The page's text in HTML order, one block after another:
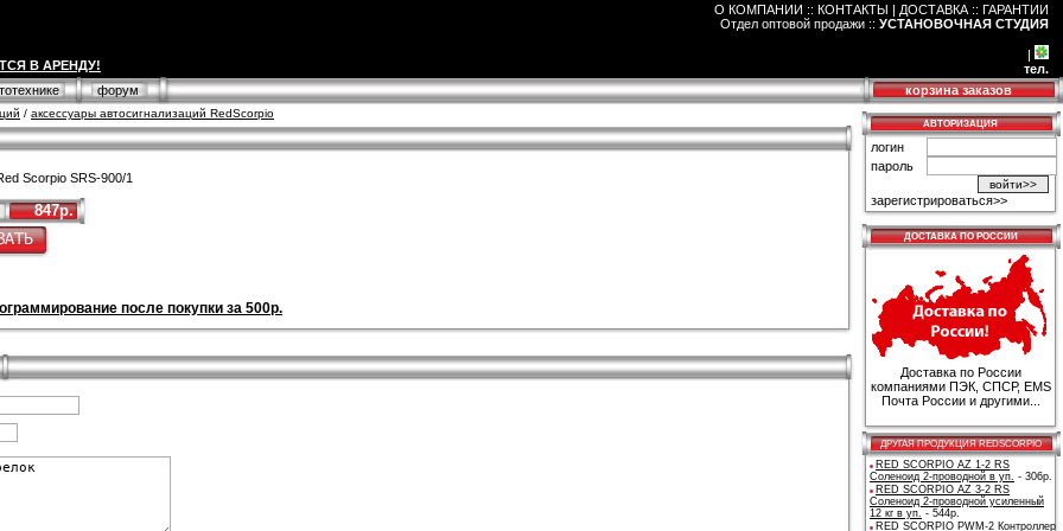
В АРЕНДУ!
О КОМПАНИИ :: КОНТАКТЫ | ДОСТАВКА :: ГАРАНТИИ
Отдел оптовой продажи :: УСТАНОВОЧНАЯ СТУДИЯ
|
тел.
форум корзина заказов
/ аксессуары автосигнализаций RedScorpio
Scorpio SRS-900/1
847р.
после покупки за 500р.
АВТОРИЗАЦИЯ
логин
пароль
зарегистрироваться>>
ДОСТАВКА ПО РОССИИ
Доставка по России
компаниями ПЭК, СПСР, EMS
Почта России и другими...
ДРУГАЯ ПРОДУКЦИЯ REDSCORPIO
RED SCORPIO AZ 1-2 RS
Соленоид 2-проводной в уп. - 306р.
RED SCORPIO AZ 3-2 RS
Соленоид 2-проводной усиленный
12 кг в уп. - 544р.
RED SCORPIO PWM-2 Контроллер